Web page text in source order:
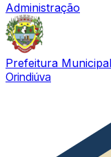
Administração
Prefeitura Municipal
Orindiúva